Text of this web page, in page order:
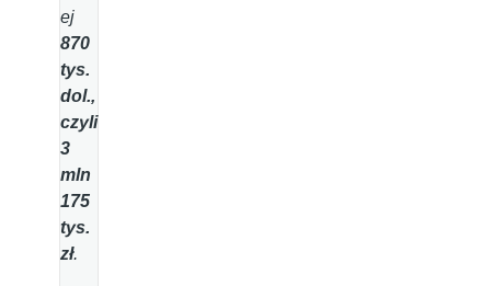
ej
870
tys.
dol.,
czyli
3
mln
175
tys.
zł.